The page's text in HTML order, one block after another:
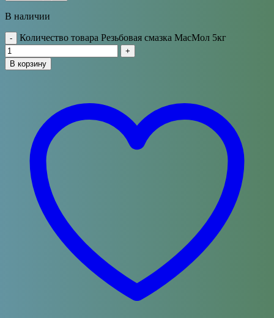
В наличии
- Количество товара Резьбовая смазка МасМол 5кг
+
В корзину